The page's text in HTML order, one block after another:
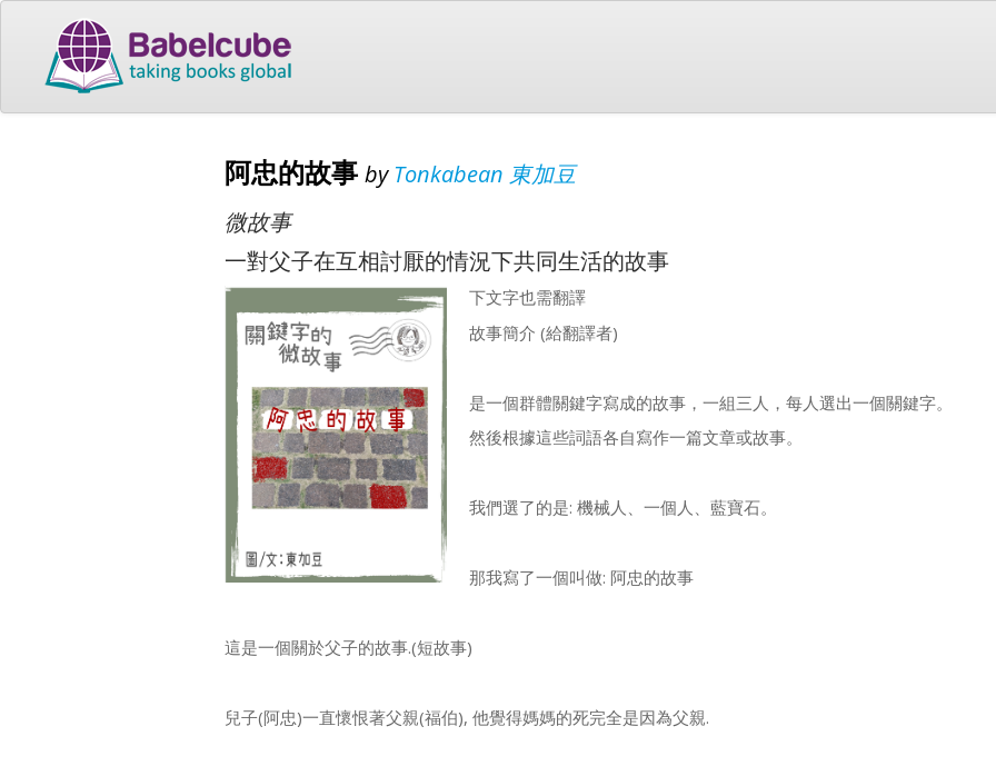
阿忠的故事 by Tonkabean 東加豆
微故事
一對父子在互相討厭的情況下共同生活的故事
下文字也需翻譯
故事簡介 (給翻譯者)
是一個群體關鍵字寫成的故事，一組三人，每人選出一個關鍵字。
然後根據這些詞語各自寫作一篇文章或故事。
我們選了的是: 機械人、一個人、藍寶石。
那我寫了一個叫做: 阿忠的故事
這是一個關於父子的故事.(短故事)
兒子(阿忠)一直懷恨著父親(福伯), 他覺得媽媽的死完全是因為父親.